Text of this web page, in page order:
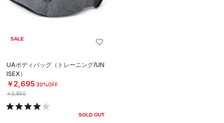
SALE
UAボディバッグ（トレーニング/UN
ISEX）
￥2,695 30%OFF
￥3,850
SOLD OUT